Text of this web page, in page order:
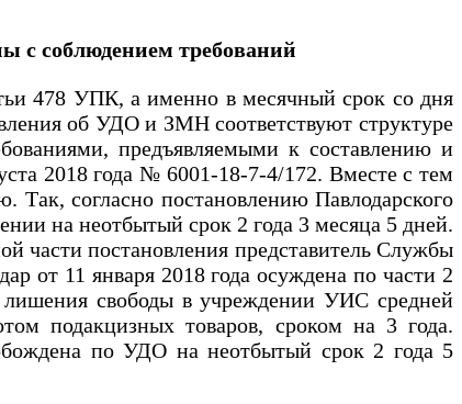
с соблюдением требований
478 УПК, а именно в месячный срок со дня
об УДО и ЗМН соответствуют структуре
предъявляемыми к составлению и
2018 года № 6001-18-7-4/172. Вместе с тем
согласно постановлению Павлодарского
на неотбытый срок 2 года 3 месяца 5 дней.
части постановления представитель Службы
от 11 января 2018 года осуждена по части 2
лишения свободы в учреждении УИС средней
подакцизных товаров, сроком на 3 года.
по УДО на неотбытый срок 2 года 5